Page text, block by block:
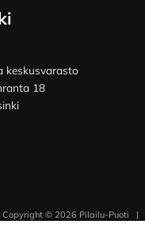
keskusvarasto
18
Copyright © 2026 Pilailu-Puoti |